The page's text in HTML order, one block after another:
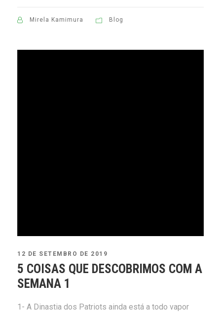
Mirela Kamimura Blog
12 DE SETEMBRO DE 2019
5 COISAS QUE DESCOBRIMOS COM A
SEMANA 1
1- A Dinastia dos Patriots ainda está a todo vapor